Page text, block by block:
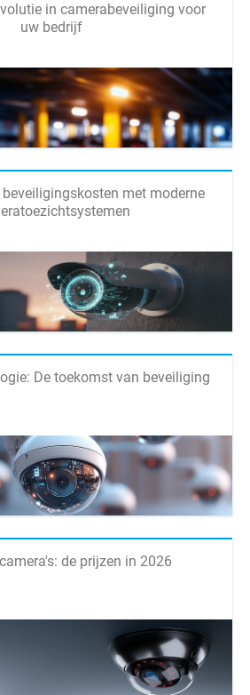
in camerabeveiliging voor
uw bedrijf
met moderne
De toekomst van beveiliging
de prijzen in 2026